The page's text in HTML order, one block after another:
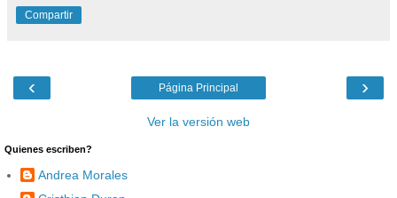
Compartir
‹ ›
Página Principal
Ver la versión web
Quienes escriben?
Andrea Morales